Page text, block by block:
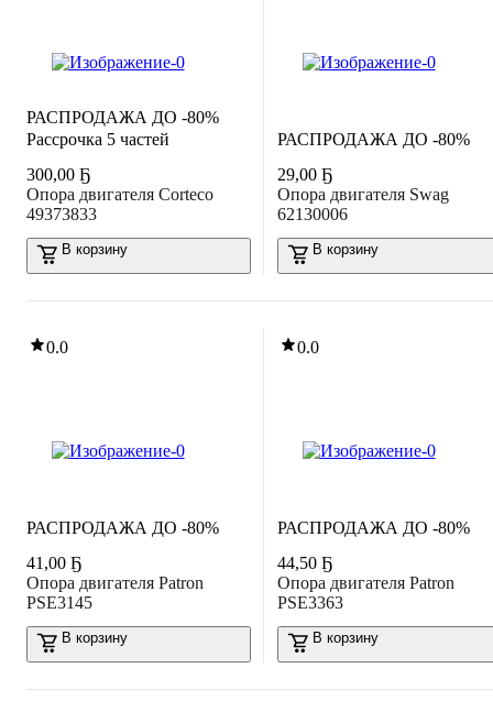
Рассрочка 5 частей
РАСПРОДАЖА ДО -80%
300,00 Ҕ
Опора двигателя Corteco
49373833
В корзину
РАСПРОДАЖА ДО -80%
29,00 Ҕ
Опора двигателя Swag
62130006
В корзину
0.0
РАСПРОДАЖА ДО -80%
41 ,00 Ҕ
Опора двигателя Patron
PSE3145
В корзину
0.0
РАСПРОДАЖА ДО -80%
44,50 Ҕ
Опора двигателя Patron
PSE3363
В корзину